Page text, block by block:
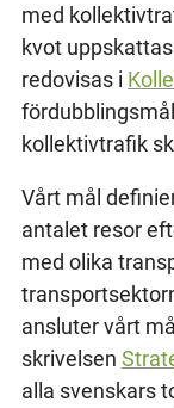
med
kvot
redovisas i
kollektivtrafik
Vårt mål
antalet resor
med olika
ansluter vårt
skrivelsen
alla svenskars